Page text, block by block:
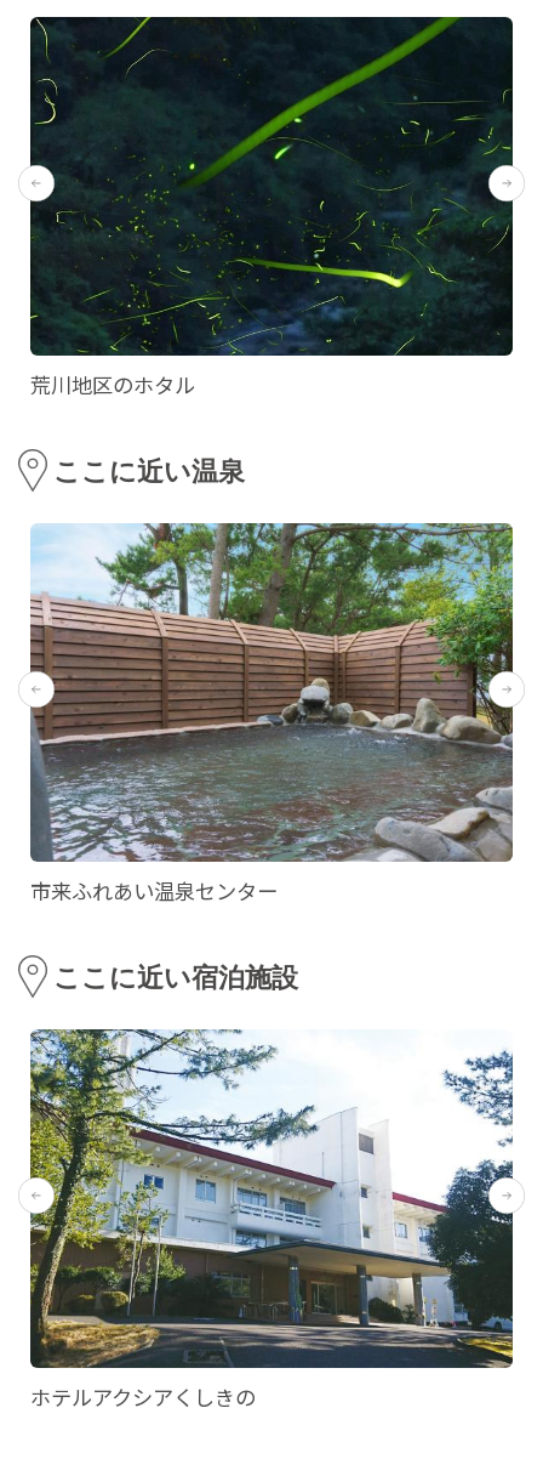
荒川地区のホタル
ここに近い温泉
市来ふれあい温泉センター
ここに近い宿泊施設
ホテルアクシアくしきの